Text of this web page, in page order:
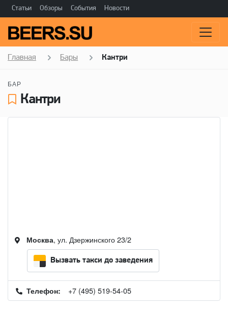
Статьи Обзоры События Новости
Главная Бары Кантри
БАР
Кантри
Москва, ул. Дзержинского 23/2
Вызвать такси до заведения
Телефон: +7 (495) 519-54-05